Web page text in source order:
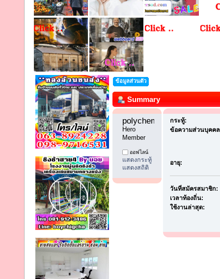
ข้อมูลส่วนตัว
Summary
polychemicals7
Hero
Member
ออฟไลน์
แสดงกระทู้
แสดงสถิติ
กระทู้:
ข้อความส่วนบุคค
อายุ:
วันที่สมัครสมาชิก:
เวลาท้องถิ่น:
ใช้งานล่าสุด: